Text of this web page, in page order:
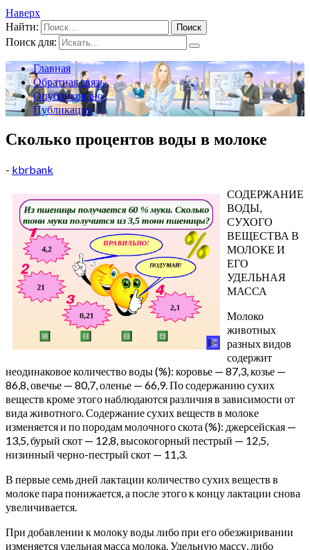
Наверх
Найти:
Поиск для:
Главная
Обратная связь
Опубликовано
Публикации
Сколько процентов воды в молоке
- kbrbank
СОДЕРЖАНИЕ
ВОДЫ,
СУХОГО
ВЕЩЕСТВА В
МОЛОКЕ И
ЕГО
УДЕЛЬНАЯ
МАССА
Молоко
животных
разных видов
содержит
неодинаковое количество воды (%): коровье — 87,3, козье —
86,8, овечье — 80,7, оленье — 66,9. По содержанию сухих
веществ кроме этого наблюдаются различия в зависимости от
вида животного. Содержание сухих веществ в молоке
изменяется и по породам молочного скота (%): джерсейская —
13,5, бурый скот — 12,8, высокогорный пестрый — 12,5,
низинный черно-пестрый скот — 11,3.
В первые семь дней лактации количество сухих веществ в
молоке пара понижается, а после этого к концу лактации снова
увеличивается.
При добавлении к молоку воды либо при его обезжиривании
изменяется удельная масса молока. Удельную массу, либо